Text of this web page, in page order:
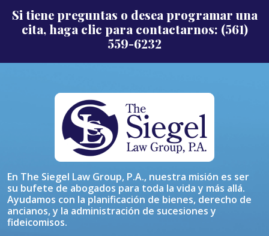
Si tiene preguntas o desea programar una
cita, haga clic para contactarnos: (561)
559-6232
En The Siegel Law Group, P.A., nuestra misión es ser
su bufete de abogados para toda la vida y más allá.
Ayudamos con la planificación de bienes, derecho de
ancianos, y la administración de sucesiones y
fideicomisos.